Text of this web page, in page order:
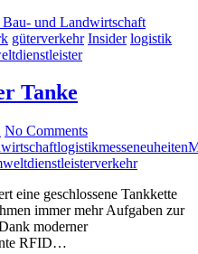
und Landwirtschaft
güterverkehr Insider logistik
Tanke
No Comments
logistikmesseneuheiten
verkehr
eine geschlossene Tankkette
immer mehr Aufgaben zur
moderner
RFID…